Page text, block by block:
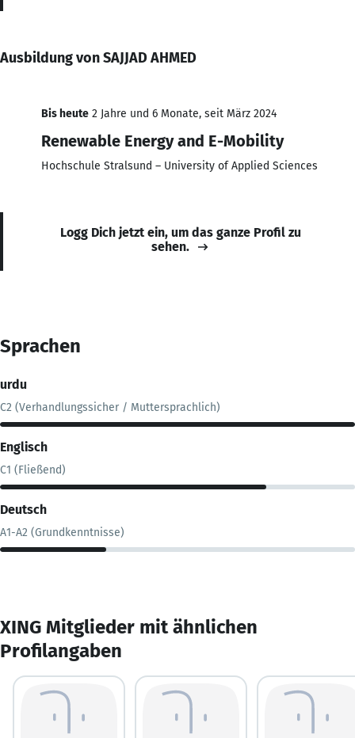
Ausbildung von SAJJAD AHMED
Bis heute 2 Jahre und 6 Monate, seit März 2024
Renewable Energy and E-Mobility
Hochschule Stralsund – University of Applied Sciences
Logg Dich jetzt ein, um das ganze Profil zu
sehen.
Sprachen
urdu
C2 (Verhandlungssicher / Muttersprachlich)
Englisch
C1 (Fließend)
Deutsch
A1-A2 (Grundkenntnisse)
XING Mitglieder mit ähnlichen
Profilangaben